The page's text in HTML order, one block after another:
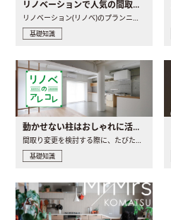
リノベーションで人気の間取りとは？トレンドの間取りと実例を徹底解説
リノベーション(リノベ)のプランニングで一番最初に決めるのは..
基礎知識
動かせない柱はおしゃれに活用！柱を魅せるリノベーション(リノベ)4選
間取り変更を検討する際に、たびたび皆さんの頭を悩ませる動か..
基礎知識